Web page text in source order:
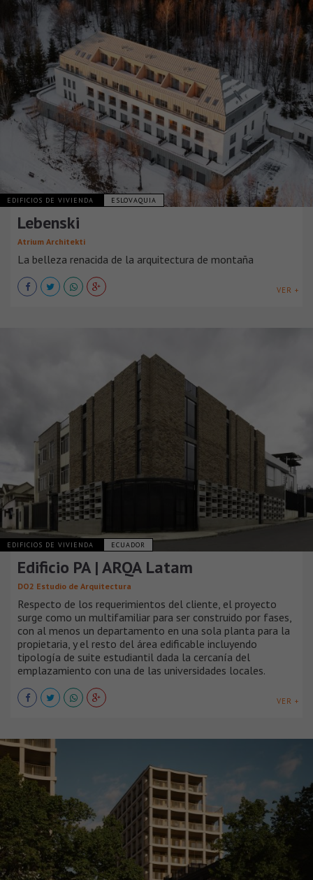
EDIFICIOS DE VIVIENDA ESLOVAQUIA
Lebenski
Atrium Architekti
La belleza renacida de la arquitectura de montaña
VER +
EDIFICIOS DE VIVIENDA ECUADOR
Edificio PA | ARQA Latam
DO2 Estudio de Arquitectura
Respecto de los requerimientos del cliente, el proyecto
surge como un multifamiliar para ser construido por fases,
con al menos un departamento en una sola planta para la
propietaria, y el resto del área edificable incluyendo
tipología de suite estudiantil dada la cercanía del
emplazamiento con una de las universidades locales.
VER +